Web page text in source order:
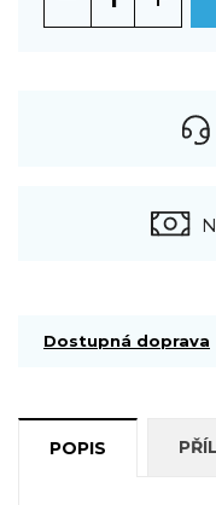
Dostupná doprava
POPIS